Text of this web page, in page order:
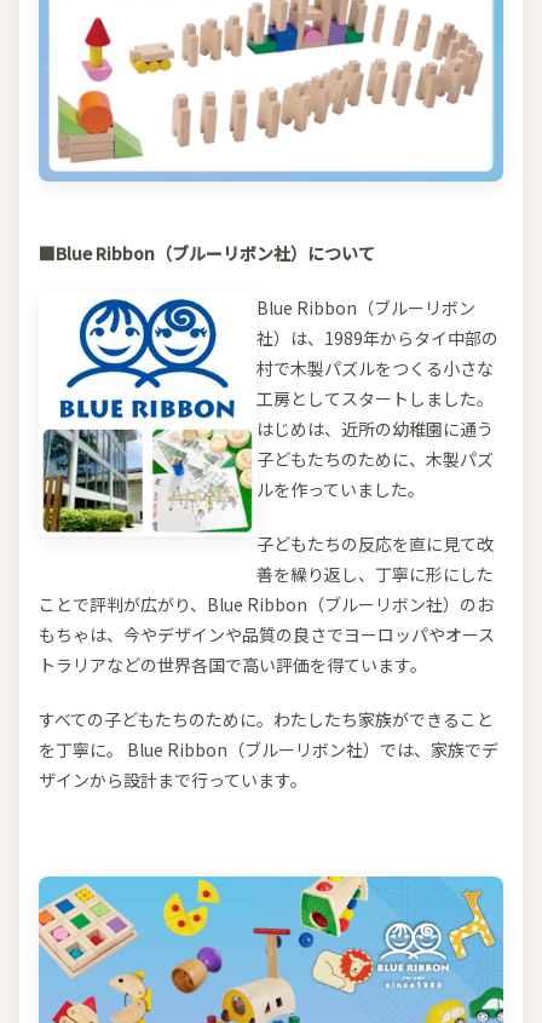
■Blue Ribbon（ブルーリボン社）について
Blue Ribbon（ブルーリボン
社）は、1989年からタイ中部の
村で木製パズルをつくる小さな
工房としてスタートしました。
はじめは、近所の幼稚園に通う
子どもたちのために、木製パズ
ルを作っていました。
子どもたちの反応を直に見て改
善を繰り返し、丁寧に形にした
ことで評判が広がり、Blue Ribbon（ブルーリボン社）のお
もちゃは、今やデザインや品質の良さでヨーロッパやオース
トラリアなどの世界各国で高い評価を得ています。
すべての子どもたちのために。わたしたち家族ができること
を丁寧に。 Blue Ribbon（ブルーリボン社）では、家族でデ
ザインから設計まで行っています。